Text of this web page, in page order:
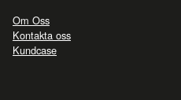
Om Oss
Kontakta oss
Kundcase